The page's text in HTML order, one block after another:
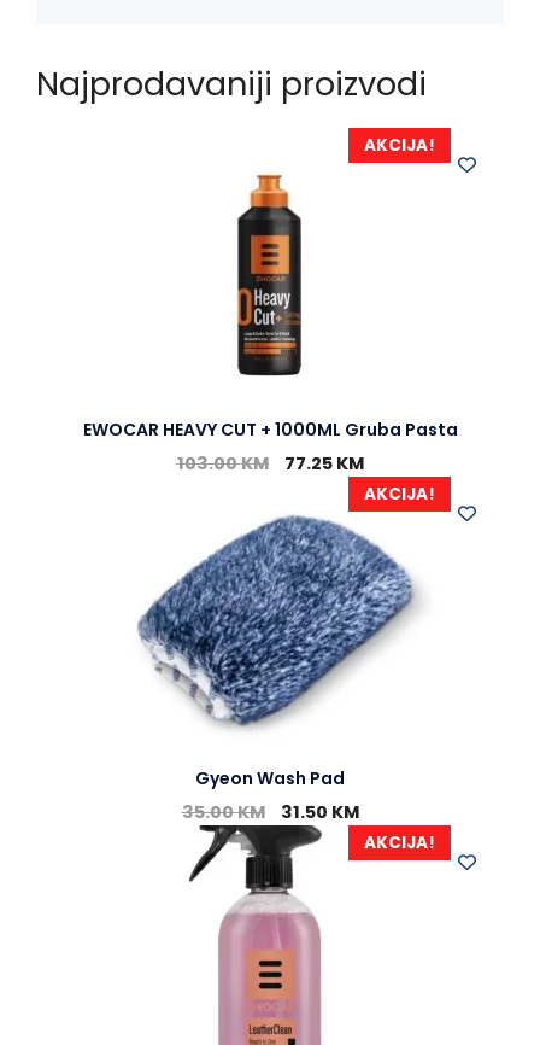
Najprodavaniji proizvodi
AKCIJA!
EWOCAR HEAVY CUT + 1000ML Gruba Pasta
103.00KM 77.25 KM
AKCIJA!
Gyeon Wash Pad
35.00KM 31.50 KM
AKCIJA!